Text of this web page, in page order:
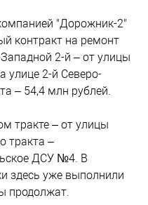
"Дорожник-2"
контракт на ремонт
2-й – от улицы
2-й Северо-
– 54,4 млн рублей.
тракте – от улицы
тракта –
ДСУ №4. В
здесь уже выполнили
продолжат.